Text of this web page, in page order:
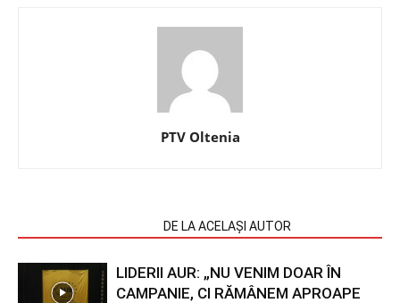
PTV Oltenia
DE LA ACELAȘI AUTOR
LIDERII AUR: „NU VENIM DOAR ÎN
CAMPANIE, CI RĂMÂNEM APROAPE